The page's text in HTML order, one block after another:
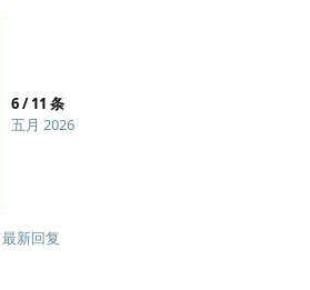
6/11 条
五月 2026
最新回复